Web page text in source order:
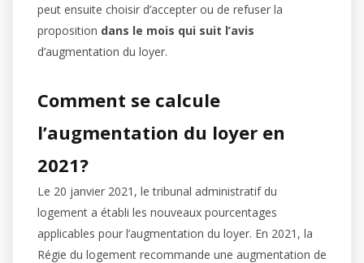
peut ensuite choisir d’accepter ou de refuser la
proposition dans le mois qui suit l’avis
d’augmentation du loyer.
Comment se calcule
l’augmentation du loyer en
2021?
Le 20 janvier 2021, le tribunal administratif du
logement a établi les nouveaux pourcentages
applicables pour l’augmentation du loyer. En 2021, la
Régie du logement recommande une augmentation de